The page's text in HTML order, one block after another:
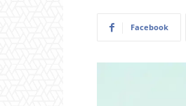
Facebook